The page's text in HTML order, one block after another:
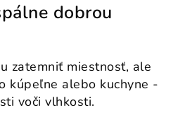
dobrou
zatemniť miestnosť, ale
kúpeľne alebo kuchyne -
voči vlhkosti.